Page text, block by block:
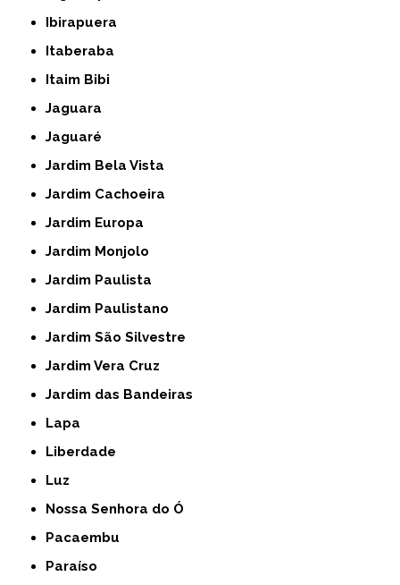
Ibirapuera
Itaberaba
Itaim Bibi
Jaguara
Jaguaré
Jardim Bela Vista
Jardim Cachoeira
Jardim Europa
Jardim Monjolo
Jardim Paulista
Jardim Paulistano
Jardim São Silvestre
Jardim Vera Cruz
Jardim das Bandeiras
Lapa
Liberdade
Luz
Nossa Senhora do Ó
Pacaembu
Paraíso